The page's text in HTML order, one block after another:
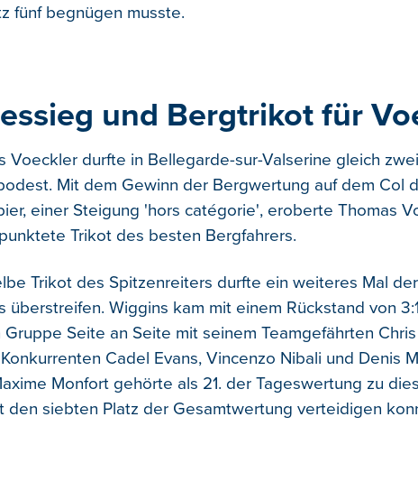
fünf begnügen musste.
und Bergtrikot für
Voeckler durfte in Bellegarde-sur-Valserine gleich
Mit dem Gewinn der Bergwertung auf dem Col
einer Steigung 'hors catégorie', eroberte Thomas
Trikot des besten Bergfahrers.
Trikot des Spitzenreiters durfte ein weiteres Mal
überstreifen. Wiggins kam mit einem Rückstand von
Gruppe Seite an Seite mit seinem Teamgefährten
Cadel Evans, Vincenzo Nibali und Denis
Monfort gehörte als 21. der Tageswertung zu
den siebten Platz der Gesamtwertung verteidigen